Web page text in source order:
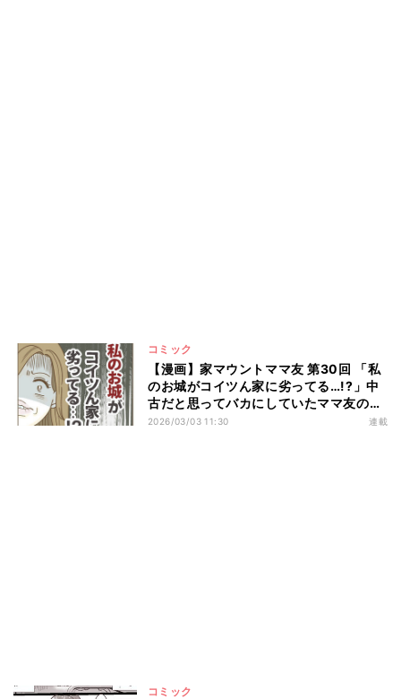
コミック
【漫画】家マウントママ友 第30回 「私
のお城がコイツん家に劣ってる…!?」中
古だと思ってバカにしていたママ友の家
がまさか…
2026/03/03 11:30 連載
コミック